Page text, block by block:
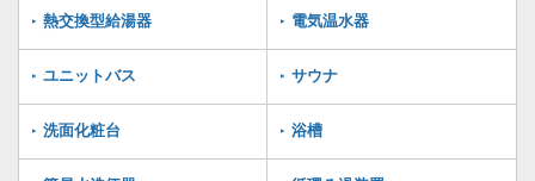
熱交換型給湯器 電気温水器
ユニットバス サウナ
洗面化粧台 浴槽